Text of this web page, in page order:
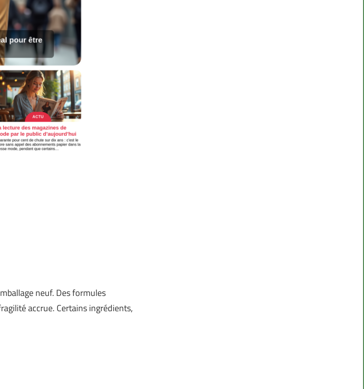
neuf. Des formules
accrue. Certains ingrédients,